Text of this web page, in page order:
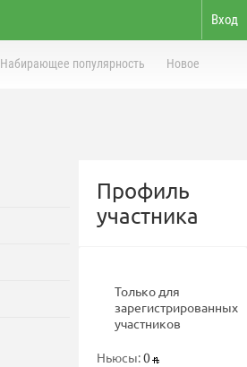
Вход
Набирающее популярность Новое
Профиль
участника
Только для
зарегистрированных
участников
Ньюсы:0